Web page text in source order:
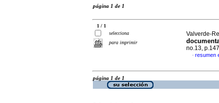
página 1 de 1
1 / 1
selecciona
para imprimir
Valverde-
no.13,
· resumen
página 1 de 1